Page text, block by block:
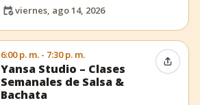
viernes, ago 14, 2026
6:00 p. m. - 7:30 p. m.
Yansa Studio – Clases
Semanales de Salsa &
Bachata